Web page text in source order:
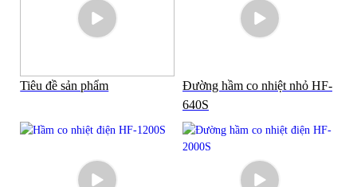
Tiêu đề sản phẩm
Đường hầm co nhiệt nhỏ HF-
640S